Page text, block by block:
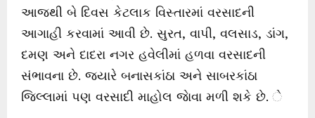
આજથી બે દિવસ કેટલાક વિસ્તારમાં વરસાદની
આગાહી કરવામાં આવી છે. સુરત, વાપી, વલસાડ, ડાંગ,
દમણ અને દાદરા નગર હવેલીમાં હળવા વરસાદની
સંભાવના છે. જ્યારે બનાસકાંઠા અને સાબરકાંઠા
જિલ્લામાં પણ વરસાદી માહોલ જાેવા મળી શકે છે. ે